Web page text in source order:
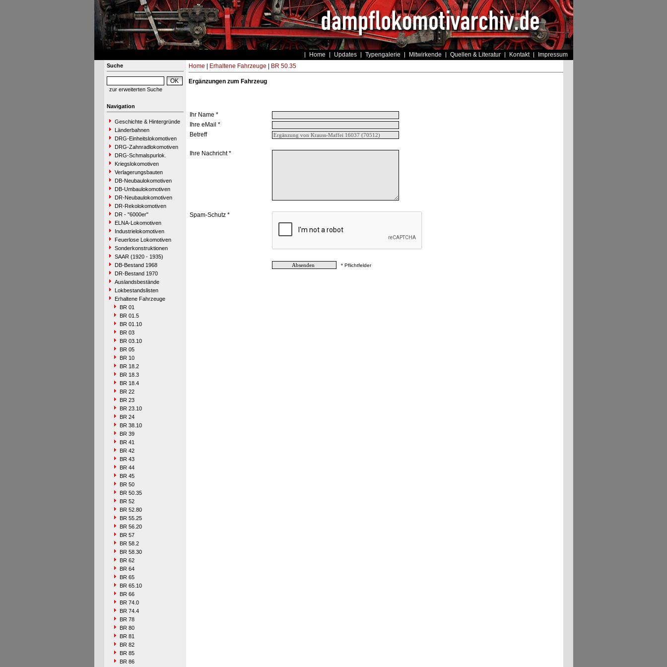
Home Updates Typengalerie Mitwirkende Quellen & Literatur Kontakt Impressum
Suche
zur erweiterten Suche
Navigation
Geschichte & Hintergründe
Länderbahnen
DRG-Einheitslokomotiven
DRG-Zahnradlokomotiven
DRG-Schmalspurlok.
Kriegslokomotiven
Verlagerungsbauten
DB-Neubaulokomotiven
DB-Umbaulokomotiven
DR-Neubaulokomotiven
DR-Rekolokomotiven
DR - "6000er"
ELNA-Lokomotiven
Industrielokomotiven
Feuerlose Lokomotiven
Sonderkonstruktionen
SAAR (1920 - 1935)
DB-Bestand 1968
DR-Bestand 1970
Auslandsbestände
Lokbestandslisten
Erhaltene Fahrzeuge
BR 01
BR 01.5
BR 01.10
BR 03
BR 03.10
BR 05
BR 10
BR 18.2
BR 18.3
BR 18.4
BR 22
BR 23
BR 23.10
BR 24
BR 38.10
BR 39
BR 41
BR 42
BR 43
BR 44
BR 45
BR 50
BR 50.35
BR 52
BR 52.80
BR 55.25
BR 56.20
BR 57
BR 58.2
BR 58.30
BR 62
BR 64
BR 65
BR 65.10
BR 66
BR 74.0
BR 74.4
BR 78
BR 80
BR 81
BR 82
BR 85
BR 86
Home Erhaltene Fahrzeuge BR 50.35
Ergänzungen zum Fahrzeug
Ihr Name *
Ihre eMail *
Betreff
Ihre Nachricht *
Spam-Schutz *
* Pflichtfelder